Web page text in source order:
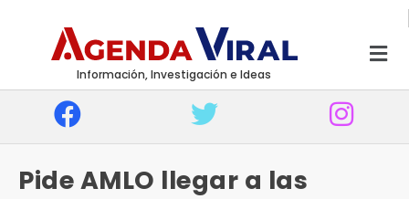
Información, Investigación e Ideas
Pide AMLO llegar a las